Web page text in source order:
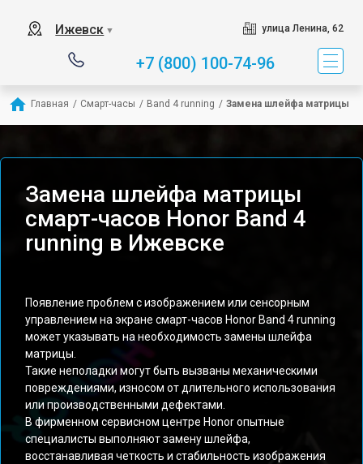
Ижевск ▼ улица Ленина, 62
+7 (800) 100-74-96
Главная / Смарт-часы / Band 4 running / Замена шлейфа матрицы
Замена шлейфа матрицы
смарт-часов Honor Band 4
running в Ижевске
Появление проблем с изображением или сенсорным
управлением на экране смарт-часов Honor Band 4 running
может указывать на необходимость замены шлейфа
матрицы.
Такие неполадки могут быть вызваны механическими
повреждениями, износом от длительного использования
или производственными дефектами.
В фирменном сервисном центре Honor опытные
специалисты выполняют замену шлейфа,
восстанавливая четкость и стабильность изображения